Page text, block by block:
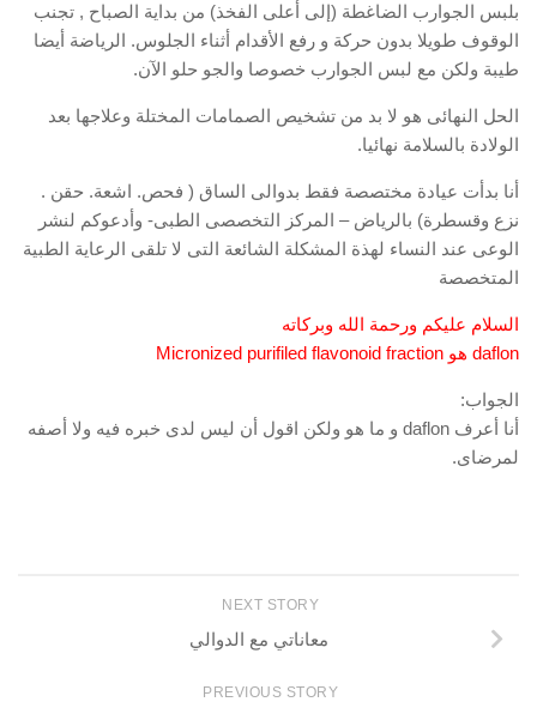
بلبس الجوارب الضاغطة (إلى أعلى الفخذ) من بداية الصباح , تجنب
الوقوف طويلا بدون حركة و رفع الأقدام أثناء الجلوس. الرياضة أيضا
طيبة ولكن مع لبس الجوارب خصوصا والجو حلو الآن.
الحل النهائى هو لا بد من تشخيص الصمامات المختلة وعلاجها بعد
الولادة بالسلامة نهائيا.
أنا بدأت عيادة مختصصة فقط بدوالى الساق ( فحص. اشعة. حقن .
نزع وقسطرة) بالرياض – المركز التخصصى الطبى- وأدعوكم لنشر
الوعى عند النساء لهذة المشكلة الشائعة التى لا تلقى الرعاية الطبية
المتخصصة
السلام عليكم ورحمة الله وبركاته
daflon هو Micronized purifiled flavonoid fraction
الجواب:
أنا أعرف daflon و ما هو ولكن اقول أن ليس لدى خبره فيه ولا أصفه
لمرضاى.
NEXT STORY
معاناتي مع الدوالي
PREVIOUS STORY